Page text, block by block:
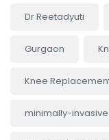
Dr Reetadyuti
Gurgaon
Knee
minimally-